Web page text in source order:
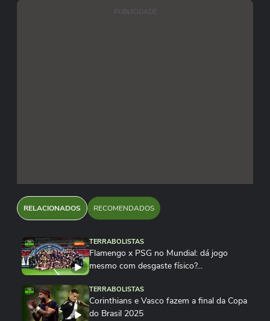
PUBLICIDADE
RELACIONADOS RECOMENDADOS
TERRABOLISTAS
Flamengo x PSG no Mundial: dá jogo
mesmo com desgaste físico?...
TERRABOLISTAS
Corinthians e Vasco fazem a final da Copa
do Brasil 2025